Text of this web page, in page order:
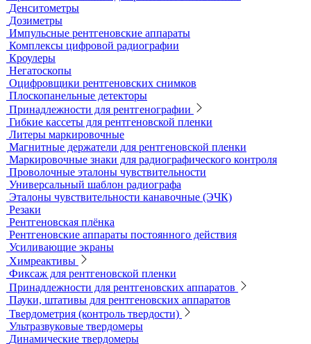
Образцы шероховатости поверхности
Принадлежности для визуального и измерительного
контроля
Рулетки измерительные
Секундомеры
Расходные материалы для визуального и измерительного
контроля
Динамометры
Измерительный инструмент
Радиационный контроль
Проявочные машины для рентгеновской пленки
Денситометры
Дозиметры
Импульсные рентгеновские аппараты
Комплексы цифровой радиографии
Кроулеры
Негатоскопы
Оцифровщики рентгеновских снимков
Плоскопанельные детекторы
Принадлежности для рентгенографии
Гибкие кассеты для рентгеновской пленки
Литеры маркировочные
Магнитные держатели для рентгеновской пленки
Маркировочные знаки для радиографического контроля
Проволочные эталоны чувствительности
Универсальный шаблон радиографа
Эталоны чувствительности канавочные (ЭЧК)